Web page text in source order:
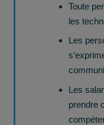
Toute
les
Les
Les
prendre